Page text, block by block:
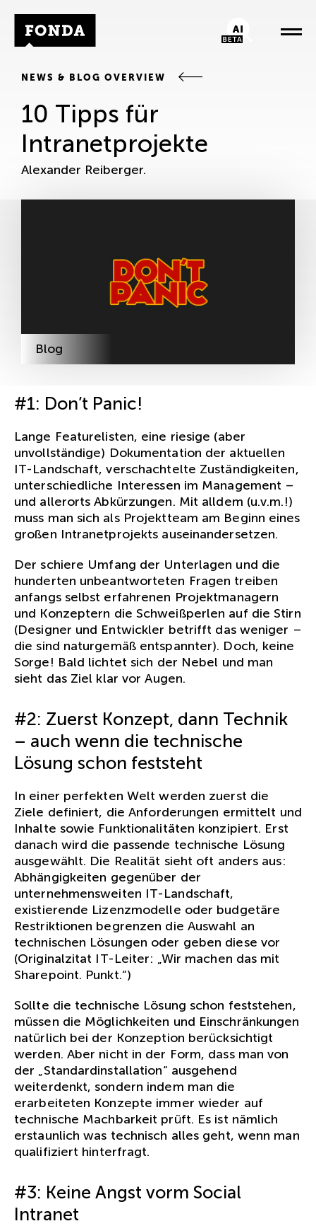
Fonda Logo AI-Chatbot
NEWS & BLOG OVERVIEW
10 Tipps für
Intranetprojekte
Alexander Reiberger.
Blog
#1: Don’t Panic!
Lange Featurelisten, eine riesige (aber
unvollständige) Dokumentation der aktuellen
IT-Landschaft, verschachtelte Zuständigkeiten,
unterschiedliche Interessen im Management –
und allerorts Abkürzungen. Mit alldem (u.v.m.!)
muss man sich als Projektteam am Beginn eines
großen Intranetprojekts auseinandersetzen.
Der schiere Umfang der Unterlagen und die
hunderten unbeantworteten Fragen treiben
anfangs selbst erfahrenen Projektmanagern
und Konzeptern die Schweißperlen auf die Stirn
(Designer und Entwickler betrifft das weniger –
die sind naturgemäß entspannter). Doch, keine
Sorge! Bald lichtet sich der Nebel und man
sieht das Ziel klar vor Augen.
#2: Zuerst Konzept, dann Technik
– auch wenn die technische
Lösung schon feststeht
In einer perfekten Welt werden zuerst die
Ziele definiert, die Anforderungen ermittelt und
Inhalte sowie Funktionalitäten konzipiert. Erst
danach wird die passende technische Lösung
ausgewählt. Die Realität sieht oft anders aus:
Abhängigkeiten gegenüber der
unternehmensweiten IT-Landschaft,
existierende Lizenzmodelle oder budgetäre
Restriktionen begrenzen die Auswahl an
technischen Lösungen oder geben diese vor
(Originalzitat IT-Leiter: „Wir machen das mit
Sharepoint. Punkt.“)
Sollte die technische Lösung schon feststehen,
müssen die Möglichkeiten und Einschränkungen
natürlich bei der Konzeption berücksichtigt
werden. Aber nicht in der Form, dass man von
der „Standardinstallation“ ausgehend
weiterdenkt, sondern indem man die
erarbeiteten Konzepte immer wieder auf
technische Machbarkeit prüft. Es ist nämlich
erstaunlich was technisch alles geht, wenn man
qualifiziert hinterfragt.
#3: Keine Angst vorm Social
Intranet